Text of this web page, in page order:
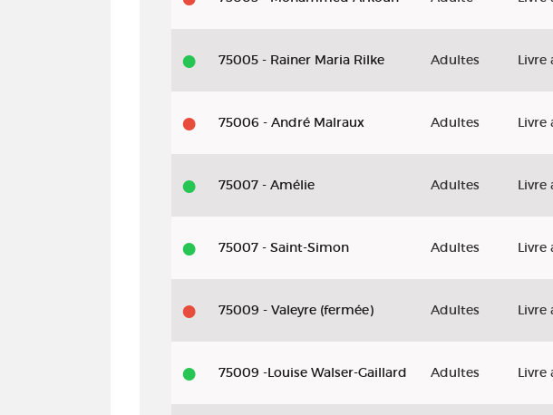
75005 - Rainer Maria Rilke Adultes Livre
75006 - André Malraux Adultes Livre
75007 - Amélie Adultes Livre
75007 - Saint-Simon Adultes Livre
75009 - Valeyre (fermée) Adultes Livre
75009 -Louise Walser-Gaillard Adultes Livre